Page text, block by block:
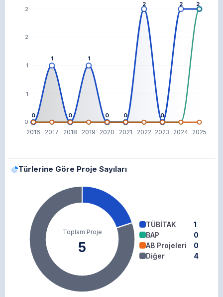
0
1
0
1
0 0
2
0
2 2
2016 2017 2018 2019 2020 2021 2022 2023 2024 2025
2
2
1
1
0
Türlerine Göre Proje Sayıları
Toplam Proje
5
TÜBİTAK
1
BAP
0
AB Projeleri
0
Diğer
4